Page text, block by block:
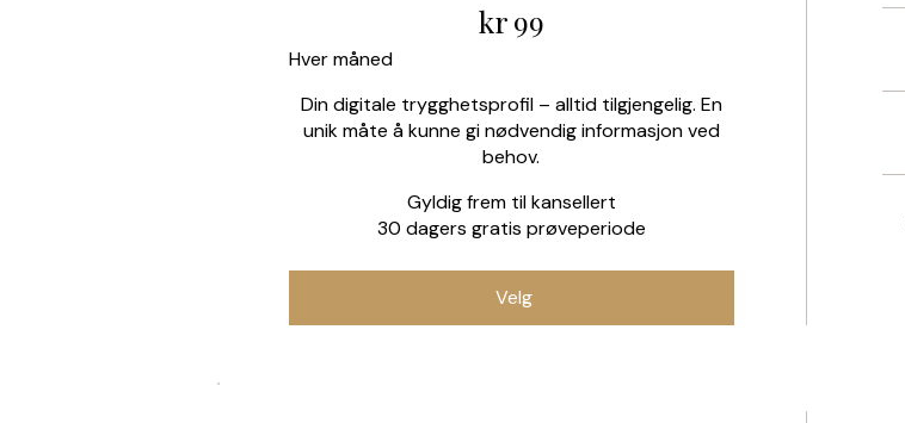
kr99
Hver måned
Din digitale trygghetsprofil – alltid tilgjengelig. En
unik måte å kunne gi nødvendig informasjon ved
behov.
Gyldig frem til kansellert
30 dagers gratis prøveperiode
Velg